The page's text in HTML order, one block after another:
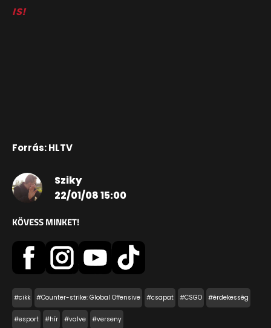
IS!
Forrás: HLTV
Sziky
22/01/08 15:00
KÖVESS MINKET!
#cikk #Counter-strike: Global Offensive #csapat #CSGO #érdekesség
#esport #hír #valve #verseny